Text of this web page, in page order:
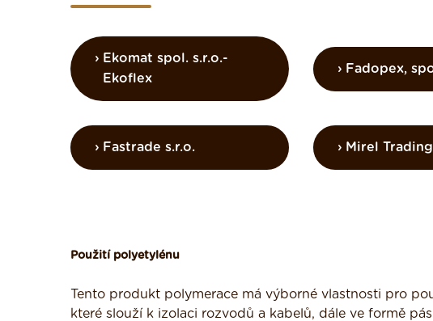
Ekomat spol. s.r.o.-
Ekoflex
Fadopex,
Fastrade s.r.o. Mirel Trading
Použití polyetylénu
Tento produkt polymerace má výborné vlastnosti pro
které slouží k izolaci rozvodů a kabelů, dále ve formě